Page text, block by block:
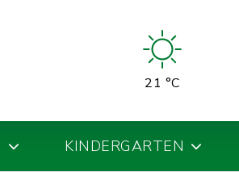
21 °C
KINDERGARTEN